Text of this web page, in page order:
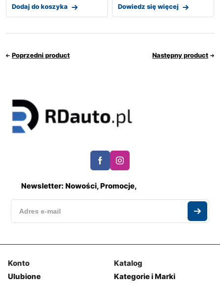
Dodaj do koszyka Dowiedz się więcej
Poprzedni product Następny product
Newsletter: Nowości, Promocje,
Konto
Ulubione
Katalog
Kategorie i Marki